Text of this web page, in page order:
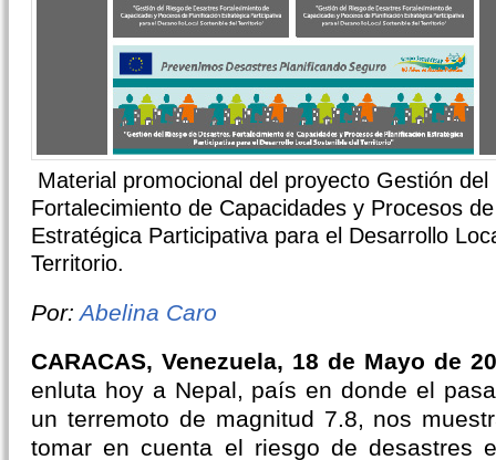
Material promocional del proyecto Gestión
Fortalecimiento de Capacidades y Procesos
Estratégica Participativa para el Desarrollo
Territorio.
Por:Abelina Caro
CARACAS, Venezuela, 18 de Mayo de
enluta hoy a Nepal, país en donde el
un terremoto de magnitud 7.8, nos
tomar en cuenta el riesgo de desastres